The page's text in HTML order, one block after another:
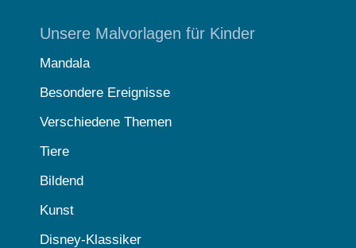
Unsere Malvorlagen für Kinder
Mandala
Besondere Ereignisse
Verschiedene Themen
Tiere
Bildend
Kunst
Disney-Klassiker